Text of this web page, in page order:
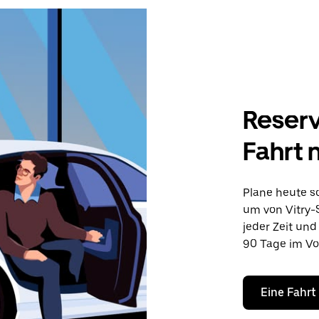
Fahrt
Plane heute
um von Vitry-
jeder Zeit
90 Tage im
Eine